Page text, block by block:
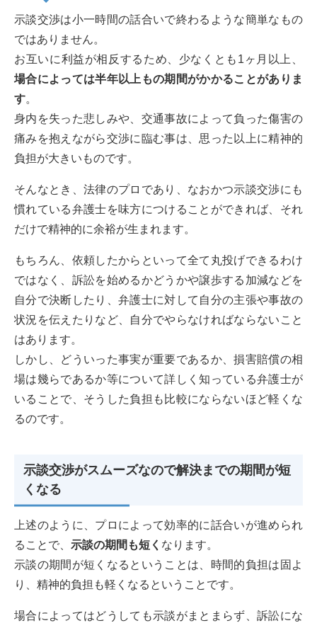
示談交渉は小一時間の話合いで終わるような簡単なもの
ではありません。
お互いに利益が相反するため、少なくとも1ヶ月以上、
場合によっては半年以上もの期間がかかることがありま
す。
身内を失った悲しみや、交通事故によって負った傷害の
痛みを抱えながら交渉に臨む事は、思った以上に精神的
負担が大きいものです。
そんなとき、法律のプロであり、なおかつ示談交渉にも
慣れている弁護士を味方につけることができれば、それ
だけで精神的に余裕が生まれます。
もちろん、依頼したからといって全て丸投げできるわけ
ではなく、訴訟を始めるかどうかや譲歩する加減などを
自分で決断したり、弁護士に対して自分の主張や事故の
状況を伝えたりなど、自分でやらなければならないこと
はあります。
しかし、どういった事実が重要であるか、損害賠償の相
場は幾らであるか等について詳しく知っている弁護士が
いることで、そうした負担も比較にならないほど軽くな
るのです。
示談交渉がスムーズなので解決までの期間が短
くなる
上述のように、プロによって効率的に話合いが進められ
ることで、 示談の期間も短く なります。
示談の期間が短くなるということは、時間的負担は固よ
り、精神的負担も軽くなるということです。
場合によってはどうしても示談がまとまらず、訴訟にな